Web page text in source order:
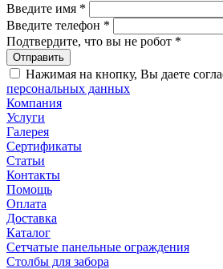
Введите имя *
Введите телефон *
Подтвердите, что вы не робот *
Нажимая на кнопку, Вы даете
персональных данных
Компания
Услуги
Галерея
Сертификаты
Статьи
Контакты
Помощь
Оплата
Доставка
Каталог
Сетчатые панельные ограждения
Столбы для забора